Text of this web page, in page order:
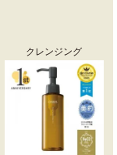
クレンジング